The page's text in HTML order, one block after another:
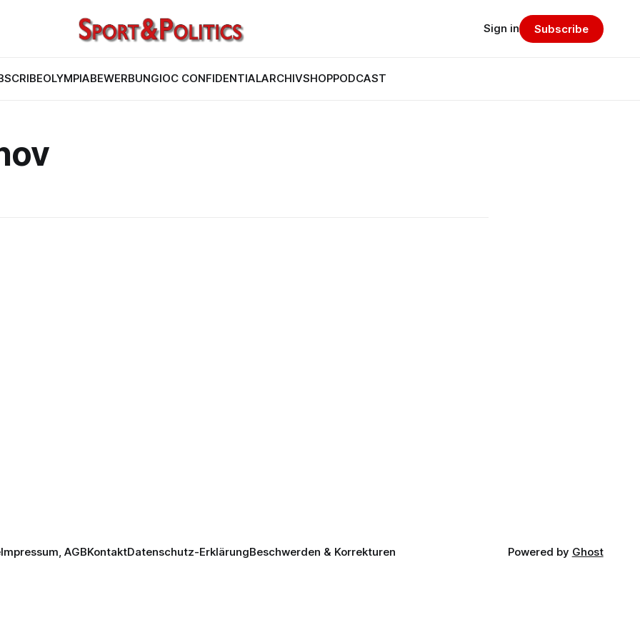
OLYMPIABEWERBUNGIOC CONFIDENTIALARCHIVSHOPPODCAST
Sign in Subscribe
Impressum, AGBKontaktDatenschutz-ErklärungBeschwerden & Korrekturen Powered by Ghost